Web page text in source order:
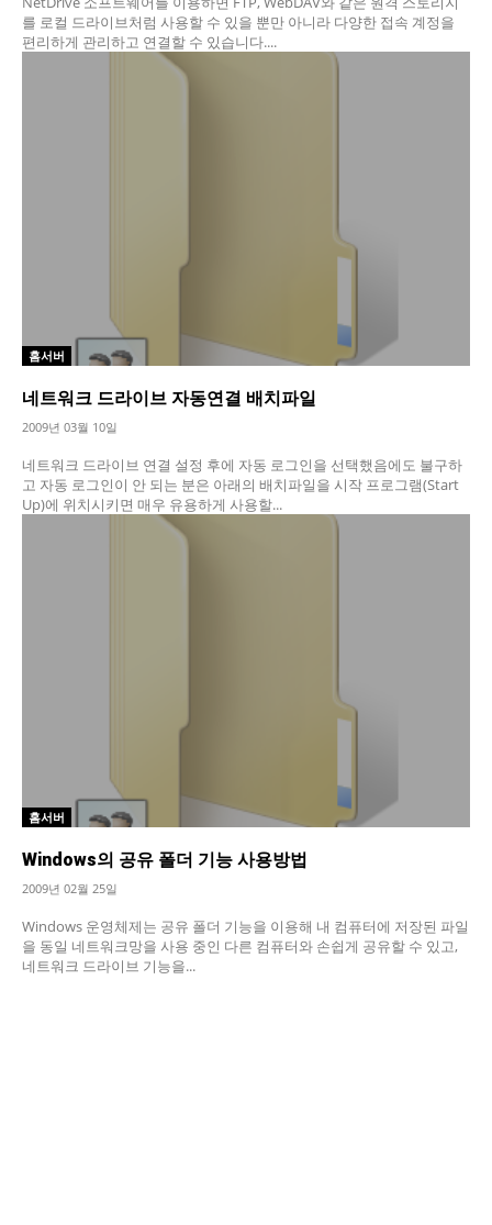
를 로컬 드라이브처럼 사용할 수 있을 뿐만 아니라 다양한 접속 계정을
편리하게 관리하고 연결할 수 있습니다....
홈서버
네트워크 드라이브 자동연결 배치파일
2009년 03월 10일
네트워크 드라이브 연결 설정 후에 자동 로그인을 선택했음에도 불구하
고 자동 로그인이 안 되는 분은 아래의 배치파일을 시작 프로그램(Start
Up)에 위치시키면 매우 유용하게 사용할...
홈서버
Windows의 공유 폴더 기능 사용방법
2009년 02월 25일
Windows 운영체제는 공유 폴더 기능을 이용해 내 컴퓨터에 저장된 파일
을 동일 네트워크망을 사용 중인 다른 컴퓨터와 손쉽게 공유할 수 있고,
네트워크 드라이브 기능을...